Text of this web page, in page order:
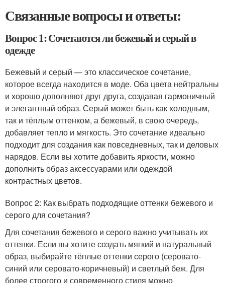
Связанные вопросы и ответы:
Вопрос 1: Сочетаются ли бежевый и серый в
одежде
Бежевый и серый — это классическое сочетание,
которое всегда находится в моде. Оба цвета нейтральны
и хорошо дополняют друг друга, создавая гармоничный
и элегантный образ. Серый может быть как холодным,
так и тёплым оттенком, а бежевый, в свою очередь,
добавляет тепло и мягкость. Это сочетание идеально
подходит для создания как повседневных, так и деловых
нарядов. Если вы хотите добавить яркости, можно
дополнить образ аксессуарами или одеждой
контрастных цветов.
Вопрос 2: Как выбрать подходящие оттенки бежевого и
серого для сочетания?
Для сочетания бежевого и серого важно учитывать их
оттенки. Если вы хотите создать мягкий и натуральный
образ, выбирайте тёплые оттенки серого (серовато-
синий или серовато-коричневый) и светлый беж. Для
более строгого и современного стиля можно